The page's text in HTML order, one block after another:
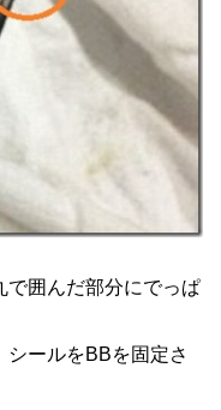
で囲んだ部分にでっぱ
ールをBBを固定さ